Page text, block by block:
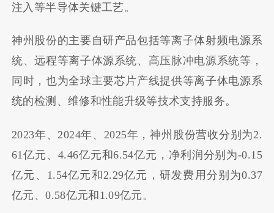
注入等半导体关键工艺。
神州股份的主要自研产品包括等离子体射频电源系
统、远程等离子体源系统、高压脉冲电源系统等，
同时，也为全球主要芯片产线提供等离子体电源系
统的检测、维修和性能升级等技术支持服务。
2023年、2024年、2025年，神州股份营收分别为2.
61亿元、4.46亿元和6.54亿元，净利润分别为-0.15
亿元、1.54亿元和2.29亿元，研发费用分别为0.37
亿元、0.58亿元和1.09亿元。